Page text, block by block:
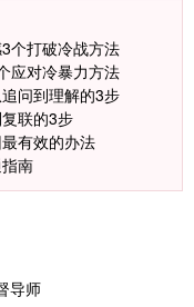
个打破冷战方法
应对冷暴力方法
问到理解的3步
联的3步
有效的办法
南
导师